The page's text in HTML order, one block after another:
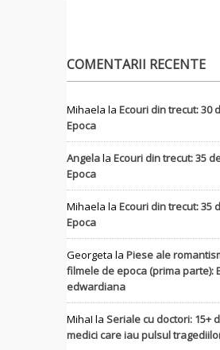
COMENTARII RECENTE
Mihaela la Ecouri din trecut: 30
Epoca
Angelala Ecouri din trecut: 35
Epoca
Mihaela la Ecouri din trecut: 35
Epoca
Georgeta la Piese ale
filmele de epoca (prima parte):
edwardiana
MihaI la Seriale cu doctori: 15+
medici care iau pulsul